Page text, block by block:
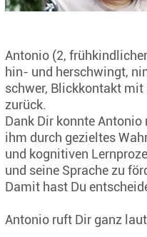
Antonio (2,
hin- und herschwingt,
schwer, Blickkontakt
zurück.
Dank Dir konnte
ihm durch gezieltes
und kognitiven
und seine Sprache zu
Damit hast Du
Antonio ruft Dir ganz laut